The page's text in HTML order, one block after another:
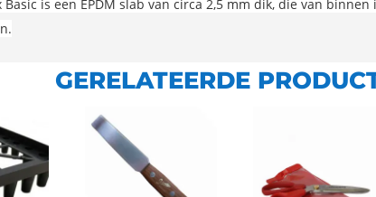
is een EPDM slab van circa 2,5 mm dik, die van
GERELATEERDE